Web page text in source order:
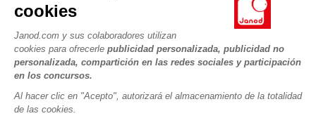
cookies
Janod.com y sus colaboradores utilizan
cookies para ofrecerle publicidad personalizada, publicidad no
personalizada, compartición en las redes sociales y participación
en los concursos.
Al hacer clic en "Acepto", autorizará el almacenamiento de la totalidad
de las cookies.
Retirada de productos
Datos personales
Cookies
Condiciones de las ofertas
Condiciones de uso #YesJanod
¿Qué es FSC®?
NUESTROS SERVICIOS
Pago seguro
Métodos de envío
Vídeos
Reglas del juego y manuales
Piezas sueltas
PROFESIONAL
SÍGUENOS